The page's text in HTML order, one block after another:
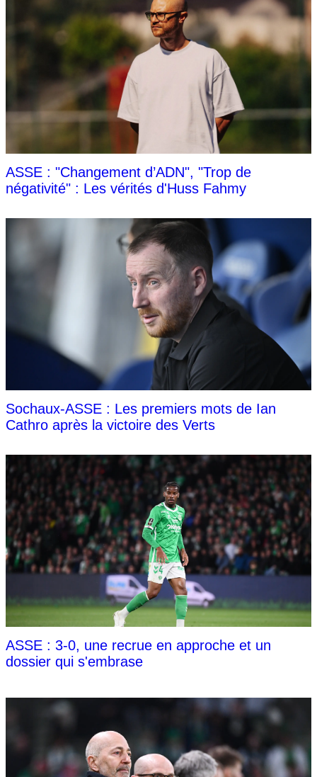
ASSE : "Changement d’ADN", "Trop de
négativité" : Les vérités d'Huss Fahmy
Sochaux-ASSE : Les premiers mots de Ian
Cathro après la victoire des Verts
ASSE : 3-0, une recrue en approche et un
dossier qui s'embrase